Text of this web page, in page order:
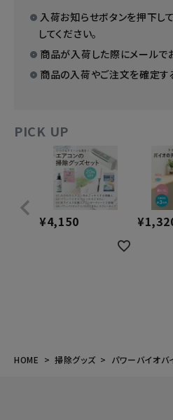
入荷お知らせボタンを押下し
してください。
商品が入荷した際にメールで
商品の入荷やご注文を確定す
PICK UP
¥4,150 ¥
HOME 掃除グッズ パワーバイオ